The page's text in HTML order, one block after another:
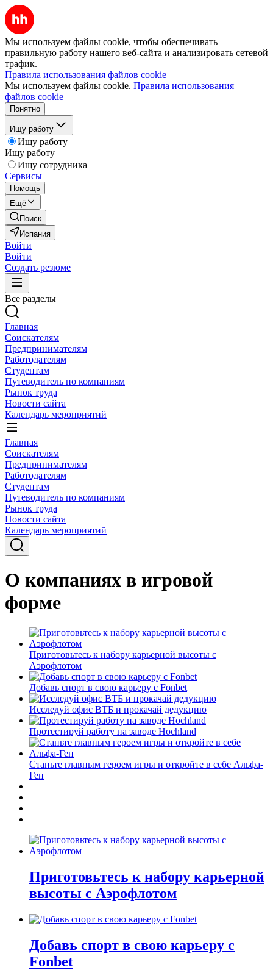
Мы используем файлы cookie, чтобы обеспечивать
правильную работу нашего веб-сайта и анализировать сетевой
трафик.
Правила использования файлов cookie
Мы используем файлы cookie. Правила использования
файлов cookie
Понятно
Ищу работу
Ищу работу
Ищу работу
Ищу сотрудника
Сервисы
Помощь
Ещё
Поиск
Испания
Войти
Войти
Создать резюме
Все разделы
Главная
Соискателям
Предпринимателям
Работодателям
Студентам
Путеводитель по компаниям
Рынок труда
Новости сайта
Календарь мероприятий
Главная
Соискателям
Предпринимателям
Работодателям
Студентам
Путеводитель по компаниям
Рынок труда
Новости сайта
Календарь мероприятий
О компаниях в игровой
форме
Приготовьтесь к набору карьерной высоты с
Аэрофлотом
Добавь спорт в свою карьеру с Fonbet
Исследуй офис ВТБ и прокачай дедукцию
Протестируй работу на заводе Hochland
Станьте главным героем игры и откройте в себе Альфа-
Ген
Приготовьтесь к набору карьерной
высоты с Аэрофлотом
Добавь спорт в свою карьеру с
Fonbet